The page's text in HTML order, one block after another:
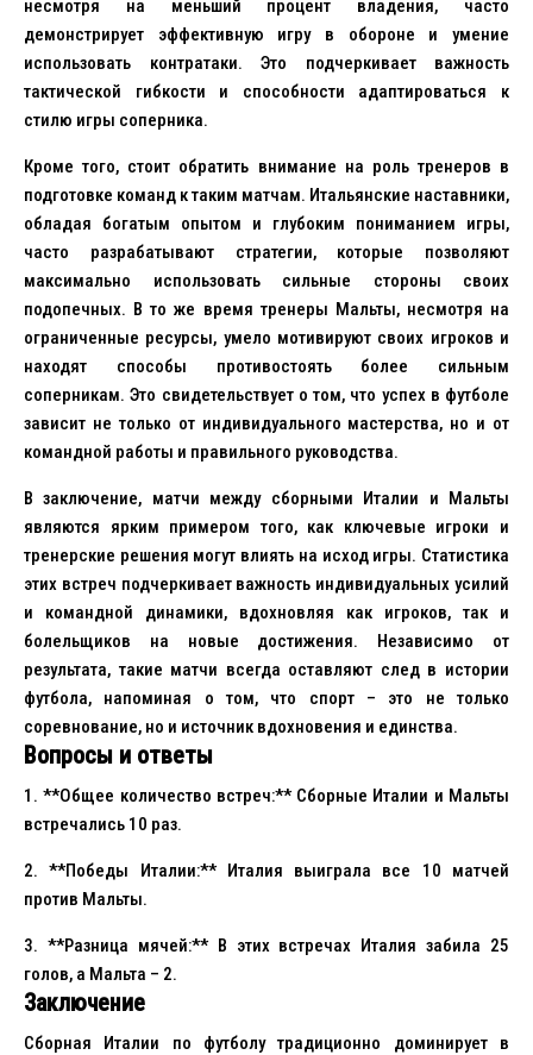
несмотря на меньший процент владения, часто
демонстрирует эффективную игру в обороне и умение
использовать контратаки. Это подчеркивает важность
тактической гибкости и способности адаптироваться к
стилю игры соперника.
Кроме того, стоит обратить внимание на роль тренеров в
подготовке команд к таким матчам. Итальянские наставники,
обладая богатым опытом и глубоким пониманием игры,
часто разрабатывают стратегии, которые позволяют
максимально использовать сильные стороны своих
подопечных. В то же время тренеры Мальты, несмотря на
ограниченные ресурсы, умело мотивируют своих игроков и
находят способы противостоять более сильным
соперникам. Это свидетельствует о том, что успех в футболе
зависит не только от индивидуального мастерства, но и от
командной работы и правильного руководства.
В заключение, матчи между сборными Италии и Мальты
являются ярким примером того, как ключевые игроки и
тренерские решения могут влиять на исход игры. Статистика
этих встреч подчеркивает важность индивидуальных усилий
и командной динамики, вдохновляя как игроков, так и
болельщиков на новые достижения. Независимо от
результата, такие матчи всегда оставляют след в истории
футбола, напоминая о том, что спорт – это не только
соревнование, но и источник вдохновения и единства.
Вопросы и ответы
1. **Общее количество встреч:** Сборные Италии и Мальты
встречались 10 раз.
2. **Победы Италии:** Италия выиграла все 10 матчей
против Мальты.
3. **Разница мячей:** В этих встречах Италия забила 25
голов, а Мальта – 2.
Заключение
Сборная Италии по футболу традиционно доминирует в